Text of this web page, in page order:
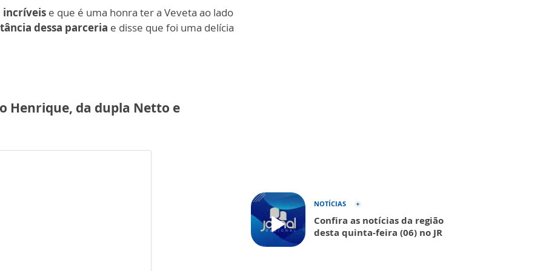
incríveis e que é uma honra ter a Veveta ao lado
dessa parceria e disse que foi uma delícia
Henrique, da dupla Netto e
NOTÍCIAS
Confira as notícias da região
desta quinta-feira (06) no JR